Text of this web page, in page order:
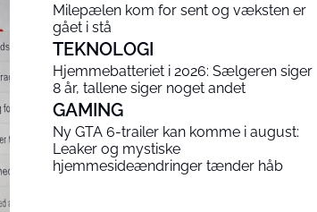
Milepælen kom for sent og væksten er
gået i stå
TEKNOLOGI
Hjemmebatteriet i 2026: Sælgeren siger
8 år, tallene siger noget andet
GAMING
Ny GTA 6-trailer kan komme i august:
Leaker og mystiske
hjemmesideændringer tænder håb